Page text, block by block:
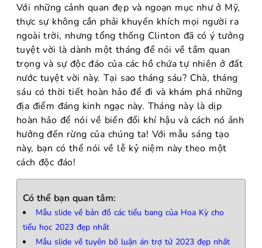
Với những cảnh quan đẹp và ngoạn mục như ở Mỹ,
thực sự không cần phải khuyến khích mọi người ra
ngoài trời, nhưng tổng thống Clinton đã có ý tưởng
tuyệt vời là dành một tháng để nói về tầm quan
trọng và sự độc đáo của các hồ chứa tự nhiên ở đất
nước tuyệt vời này. Tại sao tháng sáu? Chà, tháng
sáu có thời tiết hoàn hảo để đi và khám phá những
địa điểm đáng kinh ngạc này. Tháng này là dịp
hoàn hảo để nói về biến đổi khí hậu và cách nó ảnh
hưởng đến rừng của chúng ta! Với mẫu sáng tạo
này, bạn có thể nói về lễ kỷ niệm này theo một
cách độc đáo!
Có thể bạn quan tâm:
Mẫu slide về bản đồ các tiểu bang của Hoa Kỳ cho
tiểu học 2023 đẹp nhất
Mẫu slide về tuyên bố luận án trợ tử 2023 đẹp nhất